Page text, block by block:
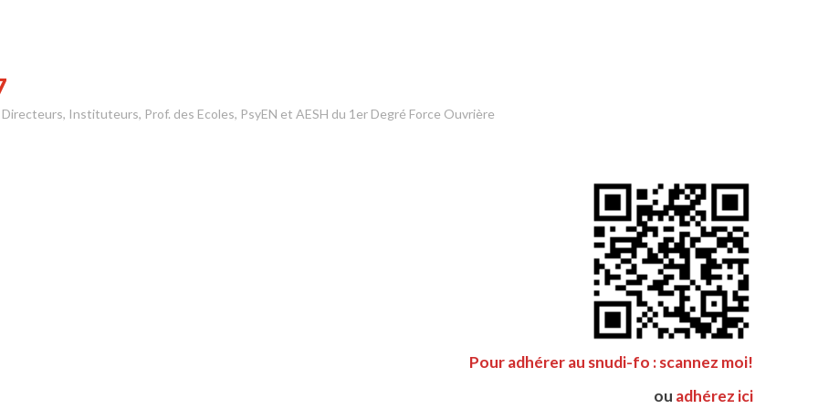
Instituteurs, Prof. des Ecoles, PsyEN et AESH du 1er Degré Force Ouvrière
Pour adhérer au snudi-fo : scannez moi!
ou adhérez ici